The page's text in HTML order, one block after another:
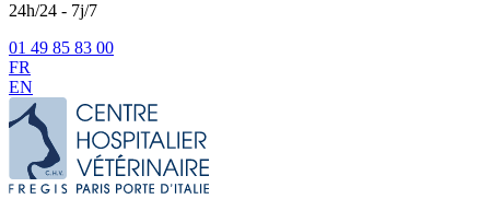
24h/24 - 7j/7
01 49 85 83 00
FR
EN